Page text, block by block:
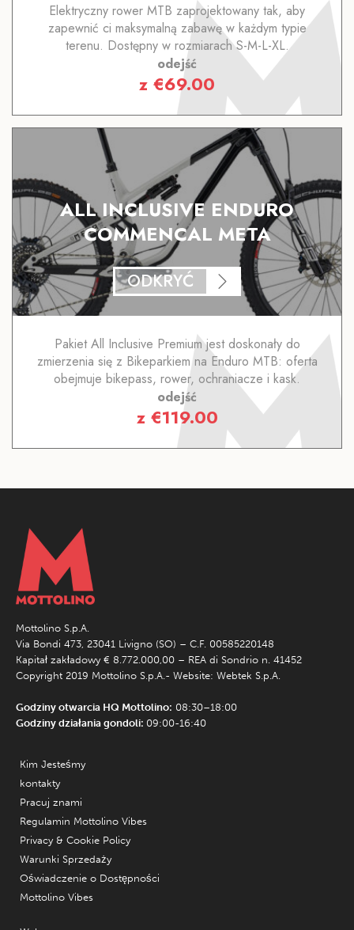
Elektryczny rower MTB zaprojektowany tak, aby
zapewnić ci maksymalną zabawę w każdym typie
terenu. Dostępny w rozmiarach S-M-L-XL.
odejść
z €69.00
ALL INCLUSIVE ENDURO
COMMENCAL META
ODKRYĆ
Pakiet All Inclusive Premium jest doskonały do
zmierzenia się z Bikeparkiem na Enduro MTB: oferta
obejmuje bikepass, rower, ochraniacze i kask.
odejść
z €119.00
Mottolino S.p.A.
Via Bondi 473, 23041 Livigno (SO) – C.F. 00585220148
Kapitał zakładowy € 8.772.000,00 – REA di Sondrio n. 41452
Copyright 2019 Mottolino S.p.A.- Website: Webtek S.p.A.
Godziny otwarcia HQ Mottolino: 08:30–18:00
Godziny działania gondoli: 09:00-16:40
Kim Jesteśmy
kontakty
Pracuj znami
Regulamin Mottolino Vibes
Privacy & Cookie Policy
Warunki Sprzedaży
Oświadczenie o Dostępności
Mottolino Vibes